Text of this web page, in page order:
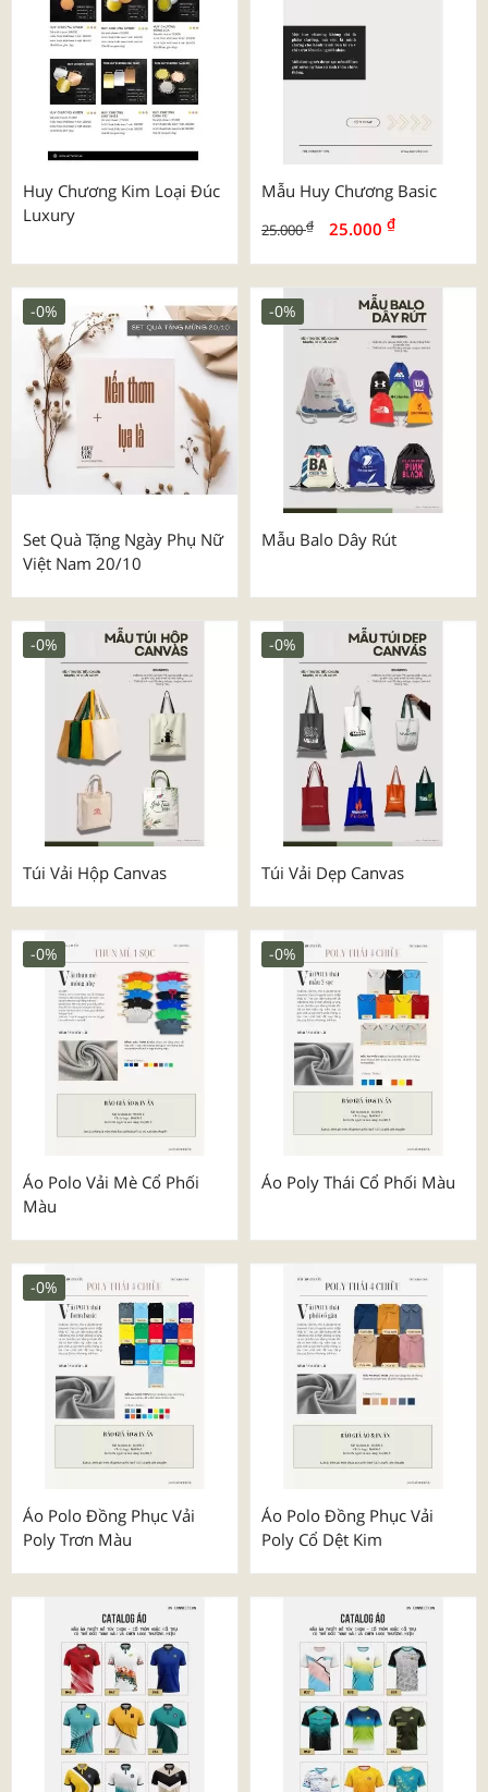
Huy Chương Kim Loại Đúc
Luxury
Mẫu Huy Chương Basic
25.000₫ 25.000 ₫
Set Quà Tặng Ngày Phụ Nữ
Việt Nam 20/10
-0%
Mẫu Balo Dây Rút
-0%
Túi Vải Hộp Canvas
-0%
Túi Vải Dẹp Canvas
-0%
Áo Polo Vải Mè Cổ Phối
Màu
-0%
Áo Poly Thái Cổ Phối Màu
-0%
Áo Polo Đồng Phục Vải
Poly Trơn Màu
-0%
Áo Polo Đồng Phục Vải
Poly Cổ Dệt Kim